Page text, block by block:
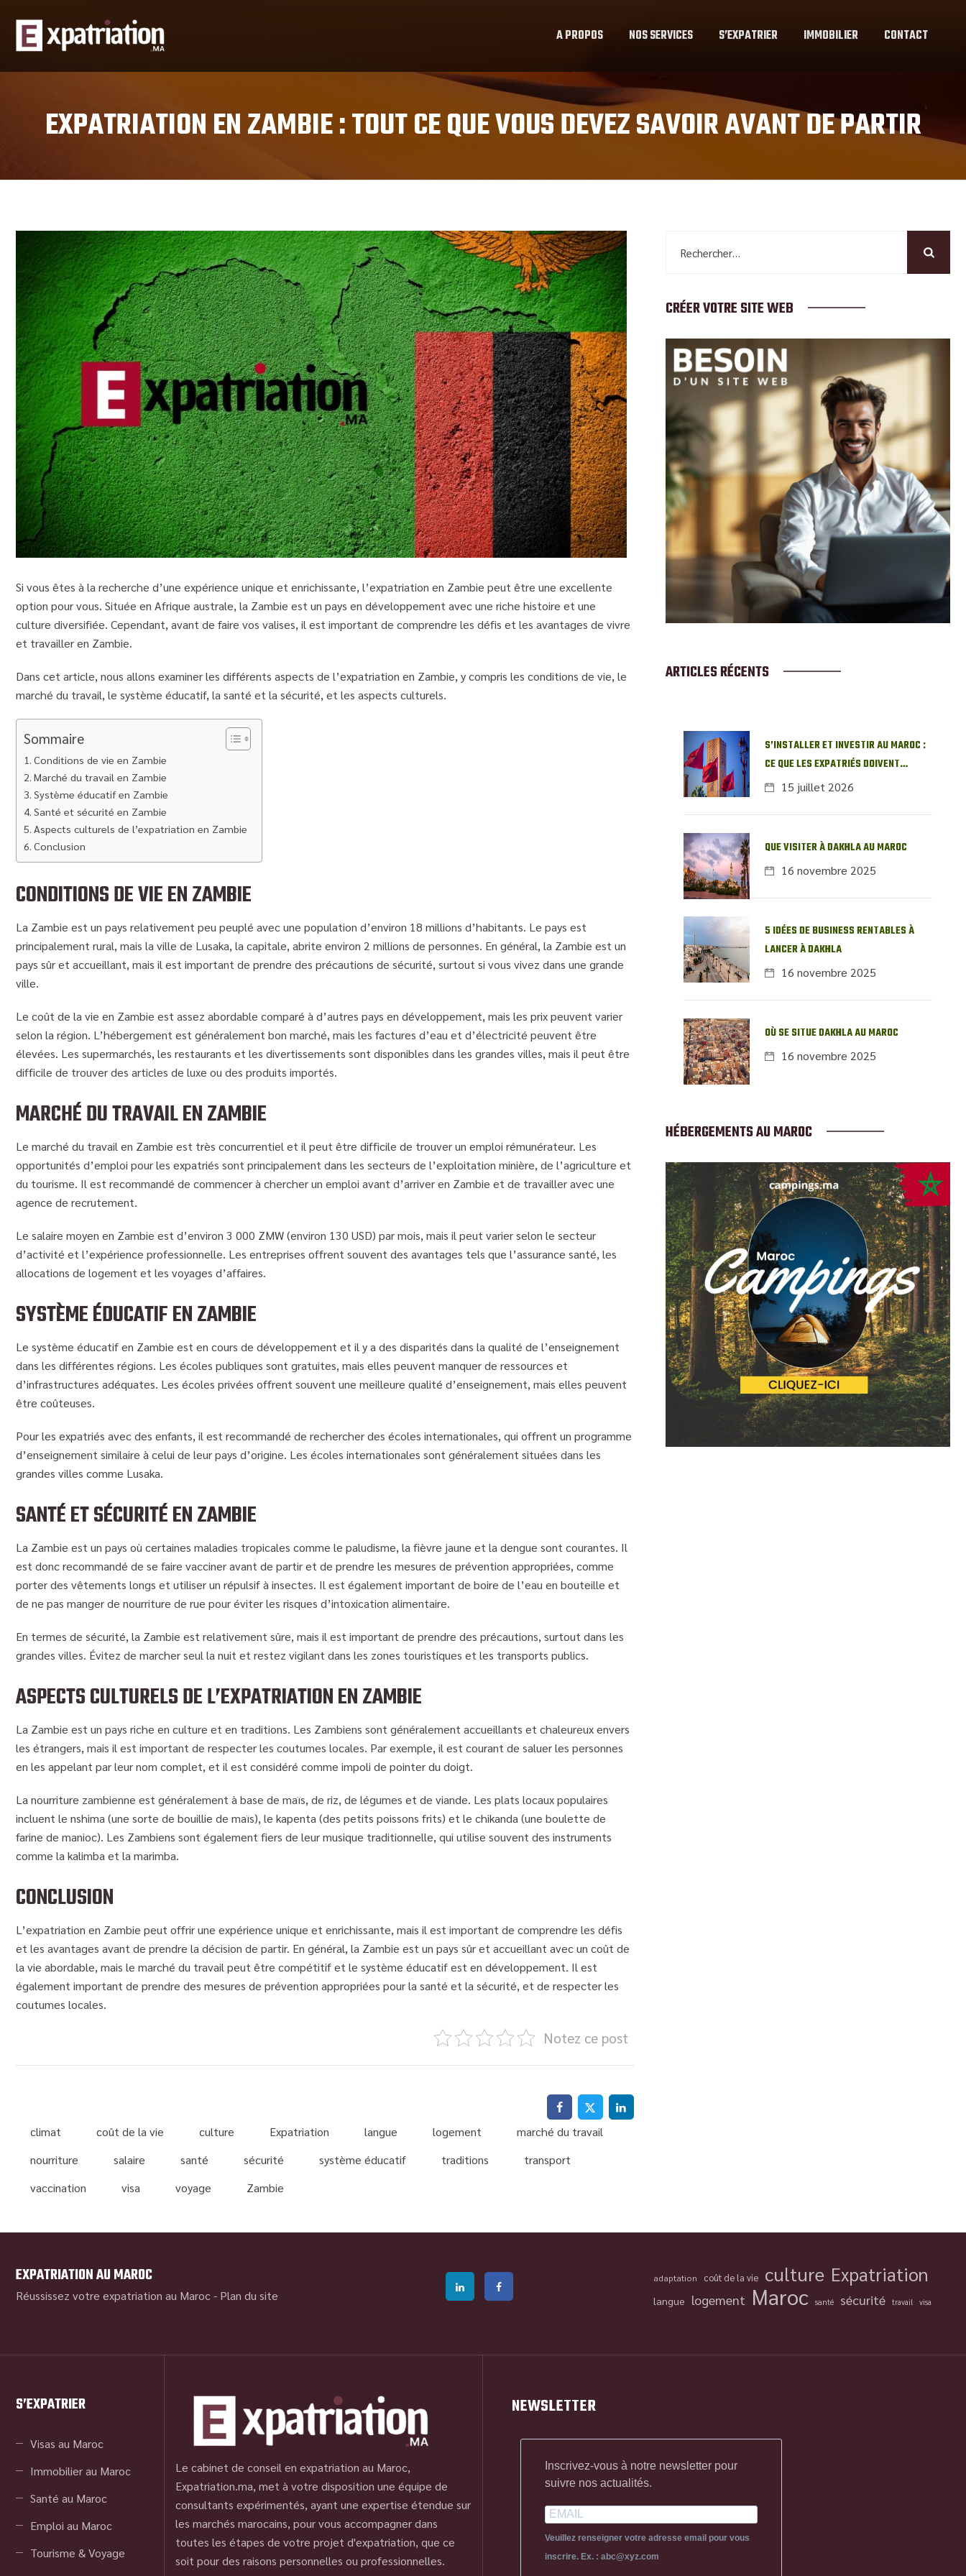
A PROPOS NOS SERVICES S’EXPATRIER IMMOBILIER CONTACT
EXPATRIATION EN ZAMBIE : TOUT CE QUE VOUS DEVEZ SAVOIR AVANT DE PARTIR
Si vous êtes à la recherche d’une expérience unique et enrichissante, l’expatriation en Zambie peut être une excellente
option pour vous. Située en Afrique australe, la Zambie est un pays en développement avec une riche histoire et une
culture diversifiée. Cependant, avant de faire vos valises, il est important de comprendre les défis et les avantages de vivre
et travailler en Zambie.
Dans cet article, nous allons examiner les différents aspects de l’expatriation en Zambie, y compris les conditions de vie, le
marché du travail, le système éducatif, la santé et la sécurité, et les aspects culturels.
Sommaire
Conditions de vie en Zambie
Marché du travail en Zambie
Système éducatif en Zambie
Santé et sécurité en Zambie
Aspects culturels de l’expatriation en Zambie
Conclusion
CONDITIONS DE VIE EN ZAMBIE
La Zambie est un pays relativement peu peuplé avec une population d’environ 18 millions d’habitants. Le pays est
principalement rural, mais la ville de Lusaka, la capitale, abrite environ 2 millions de personnes. En général, la Zambie est un
pays sûr et accueillant, mais il est important de prendre des précautions de sécurité, surtout si vous vivez dans une grande
ville.
Le coût de la vie en Zambie est assez abordable comparé à d’autres pays en développement, mais les prix peuvent varier
selon la région. L’hébergement est généralement bon marché, mais les factures d’eau et d’électricité peuvent être
élevées. Les supermarchés, les restaurants et les divertissements sont disponibles dans les grandes villes, mais il peut être
difficile de trouver des articles de luxe ou des produits importés.
MARCHÉ DU TRAVAIL EN ZAMBIE
Le marché du travail en Zambie est très concurrentiel et il peut être difficile de trouver un emploi rémunérateur. Les
opportunités d’emploi pour les expatriés sont principalement dans les secteurs de l’exploitation minière, de l’agriculture et
du tourisme. Il est recommandé de commencer à chercher un emploi avant d’arriver en Zambie et de travailler avec une
agence de recrutement.
Le salaire moyen en Zambie est d’environ 3 000 ZMW (environ 130 USD) par mois, mais il peut varier selon le secteur
d’activité et l’expérience professionnelle. Les entreprises offrent souvent des avantages tels que l’assurance santé, les
allocations de logement et les voyages d’affaires.
SYSTÈME ÉDUCATIF EN ZAMBIE
Le système éducatif en Zambie est en cours de développement et il y a des disparités dans la qualité de l’enseignement
dans les différentes régions. Les écoles publiques sont gratuites, mais elles peuvent manquer de ressources et
d’infrastructures adéquates. Les écoles privées offrent souvent une meilleure qualité d’enseignement, mais elles peuvent
être coûteuses.
Pour les expatriés avec des enfants, il est recommandé de rechercher des écoles internationales, qui offrent un programme
d’enseignement similaire à celui de leur pays d’origine. Les écoles internationales sont généralement situées dans les
grandes villes comme Lusaka.
SANTÉ ET SÉCURITÉ EN ZAMBIE
La Zambie est un pays où certaines maladies tropicales comme le paludisme, la fièvre jaune et la dengue sont courantes. Il
est donc recommandé de se faire vacciner avant de partir et de prendre les mesures de prévention appropriées, comme
porter des vêtements longs et utiliser un répulsif à insectes. Il est également important de boire de l’eau en bouteille et
de ne pas manger de nourriture de rue pour éviter les risques d’intoxication alimentaire.
En termes de sécurité, la Zambie est relativement sûre, mais il est important de prendre des précautions, surtout dans les
grandes villes. Évitez de marcher seul la nuit et restez vigilant dans les zones touristiques et les transports publics.
ASPECTS CULTURELS DE L’EXPATRIATION EN ZAMBIE
La Zambie est un pays riche en culture et en traditions. Les Zambiens sont généralement accueillants et chaleureux envers
les étrangers, mais il est important de respecter les coutumes locales. Par exemple, il est courant de saluer les personnes
en les appelant par leur nom complet, et il est considéré comme impoli de pointer du doigt.
La nourriture zambienne est généralement à base de maïs, de riz, de légumes et de viande. Les plats locaux populaires
incluent le nshima (une sorte de bouillie de maïs), le kapenta (des petits poissons frits) et le chikanda (une boulette de
farine de manioc). Les Zambiens sont également fiers de leur musique traditionnelle, qui utilise souvent des instruments
comme la kalimba et la marimba.
CONCLUSION
L’expatriation en Zambie peut offrir une expérience unique et enrichissante, mais il est important de comprendre les défis
et les avantages avant de prendre la décision de partir. En général, la Zambie est un pays sûr et accueillant avec un coût de
la vie abordable, mais le marché du travail peut être compétitif et le système éducatif est en développement. Il est
également important de prendre des mesures de prévention appropriées pour la santé et la sécurité, et de respecter les
coutumes locales.
Notez ce post
climat coût de la vie culture Expatriation langue logement
marché du travail
nourriture
salaire santé sécurité système éducatif traditions
transport
vaccination
visa voyage Zambie
CRÉER VOTRE SITE WEB
ARTICLES RÉCENTS
S’INSTALLER ET INVESTIR AU MAROC :
CE QUE LES EXPATRIÉS DOIVENT
SAVOIR SUR L’IMMOBILIER LOCAL
15 juillet 2026
QUE VISITER À DAKHLA AU MAROC
16 novembre 2025
5 IDÉES DE BUSINESS RENTABLES À
LANCER À DAKHLA
16 novembre 2025
OÙ SE SITUE DAKHLA AU MAROC
16 novembre 2025
HÉBERGEMENTS AU MAROC
EXPATRIATION AU MAROC
Réussissez votre expatriation au Maroc - Plan du site
adaptation coût de la vie culture Expatriation
langue logement Maroc santé sécurité travail visa
S’EXPATRIER
Visas au Maroc
Immobilier au Maroc
Santé au Maroc
Emploi au Maroc
Tourisme & Voyage
Le cabinet de conseil en expatriation au Maroc,
Expatriation.ma, met à votre disposition une équipe de
consultants expérimentés, ayant une expertise étendue sur
les marchés marocains, pour vous accompagner dans
toutes les étapes de votre projet d'expatriation, que ce
soit pour des raisons personnelles ou professionnelles.
NEWSLETTER
Inscrivez-vous à notre newsletter pour
suivre nos actualités.
Veuillez renseigner votre adresse email pour vous
inscrire. Ex. : abc@xyz.com